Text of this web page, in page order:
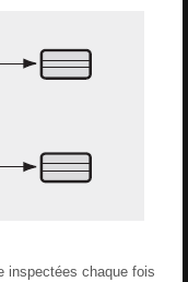
inspectées chaque fois